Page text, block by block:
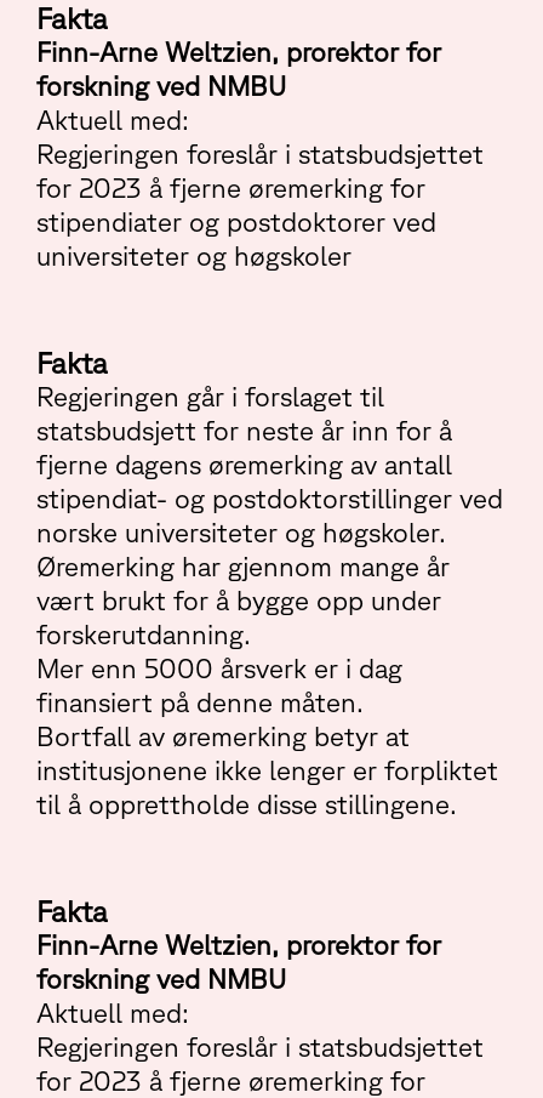
Fakta
Finn-Arne Weltzien, prorektor for
forskning ved NMBU
Aktuell med:
Regjeringen foreslår i statsbudsjettet
for 2023 å fjerne øremerking for
stipendiater og postdoktorer ved
universiteter og høgskoler
Fakta
Regjeringen går i forslaget til
statsbudsjett for neste år inn for å
fjerne dagens øremerking av antall
stipendiat- og postdoktorstillinger ved
norske universiteter og høgskoler.
Øremerking har gjennom mange år
vært brukt for å bygge opp under
forskerutdanning.
Mer enn 5000 årsverk er i dag
finansiert på denne måten.
Bortfall av øremerking betyr at
institusjonene ikke lenger er forpliktet
til å opprettholde disse stillingene.
Fakta
Finn-Arne Weltzien, prorektor for
forskning ved NMBU
Aktuell med:
Regjeringen foreslår i statsbudsjettet
for 2023 å fjerne øremerking for